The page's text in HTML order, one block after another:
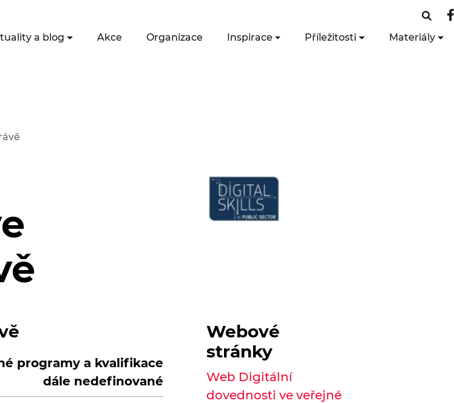
a blog Akce Organizace Inspirace Příležitosti Materiály
programy a kvalifikace
dále nedefinované
Webové
stránky
Web Digitální
dovednosti ve veřejné